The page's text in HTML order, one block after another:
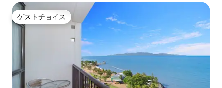
ゲストチョイス
ゲストチョイス